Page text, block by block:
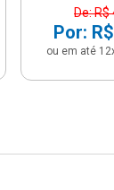
De: R$
Por:
ou em até